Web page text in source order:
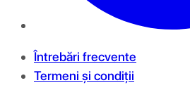
Întrebări frecvente
Termeni și condiții